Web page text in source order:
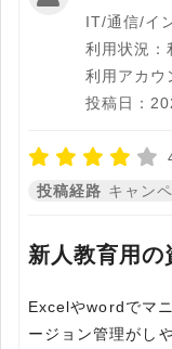
IT/通信/イ
利用状況：
利用アカウ
投稿日：
投稿経路 キャン
新人教育用の
Excelやwordでマ
ージョン管理がし